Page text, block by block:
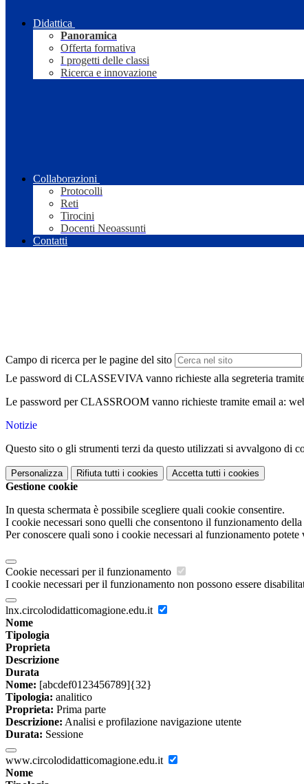
Didattica
Panoramica
Offerta formativa
I progetti delle classi
Ricerca e innovazione
Collaborazioni
Protocolli
Reti
Tirocini
Docenti Neoassunti
Contatti
Campo di ricerca per le pagine del sito
Le password di CLASSEVIVA vanno richieste alla segreteria
Le password per CLASSROOM vanno richieste tramite email a:
Notizie
Questo sito o gli strumenti terzi da questo utilizzati si avvalgono di
Personalizza Rifiuta tutti i cookies Accetta tutti i cookies
Gestione cookie
In questa schermata è possibile scegliere quali cookie consentire.
I cookie necessari sono quelli che consentono il funzionamento
Per conoscere quali sono i cookie necessari al funzionamento potete
Cookie necessari per il funzionamento
I cookie necessari per il funzionamento non possono essere
lnx.circolodidatticomagione.edu.it
Nome
Tipologia
Proprieta
Descrizione
Durata
Nome: [abcdef0123456789]{32}
Tipologia: analitico
Proprieta: Prima parte
Descrizione: Analisi e profilazione navigazione utente
Durata: Sessione
www.circolodidatticomagione.edu.it
Nome